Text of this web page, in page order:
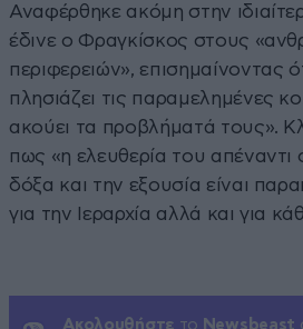
Αναφέρθηκε ακόμη στην
έδινε ο Φραγκίσκος στους
περιφερειών», επισημαίνοντας
πλησιάζει τις παραμελημένες
ακούει τα προβλήματά τους».
πως «η ελευθερία του απέναντι
δόξα και την εξουσία είναι
για την Ιεραρχία αλλά και για
Ακολουθήστε το Newsbeast